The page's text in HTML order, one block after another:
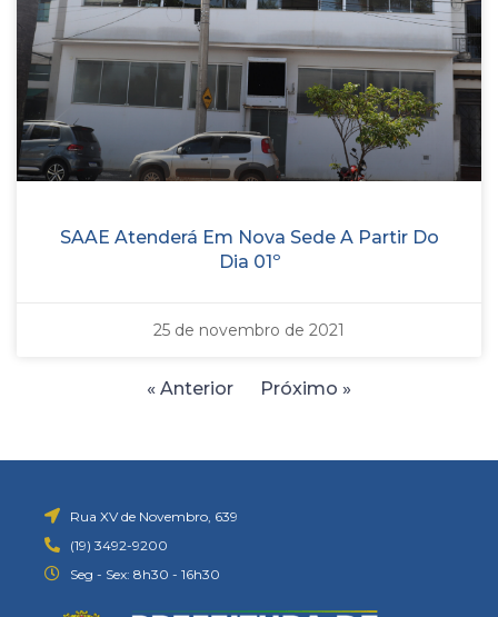
SAAE Atenderá Em Nova Sede A Partir Do
Dia 01º
25 de novembro de 2021
« Anterior Próximo »
Rua XV de Novembro, 639
(19) 3492-9200
Seg - Sex: 8h30 - 16h30